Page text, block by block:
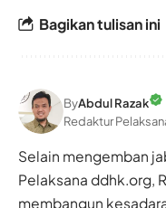
Bagikan tulisan ini
ByAbdul Razak
Redaktur
Selain mengemban
Pelaksana ddhk.org,
membangun